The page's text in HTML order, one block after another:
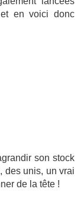
et en voici donc
son stock
des unis, un vrai
de la tête !